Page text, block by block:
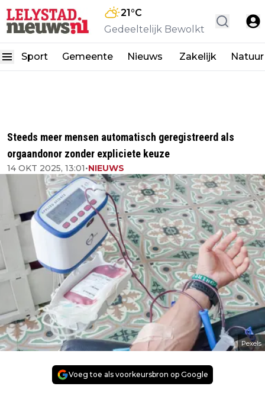
21°C
Gedeeltelijk Bewolkt
Sport Gemeente Nieuws Zakelijk Natuur
Steeds meer mensen automatisch geregistreerd als
orgaandonor zonder expliciete keuze
14 OKT 2025, 13:01•NIEUWS
Pexels
Voeg toe als voorkeursbron op Google